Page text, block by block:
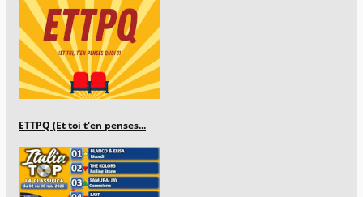
ETTPQ (Et toi t'en penses...